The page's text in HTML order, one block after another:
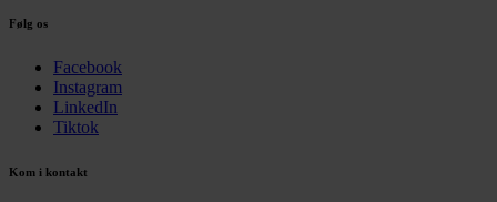
Følg os
Facebook
Instagram
LinkedIn
Tiktok
Kom i kontakt